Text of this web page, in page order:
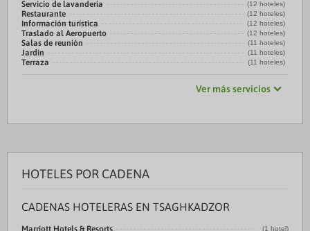
Servicio de lavandería (12 hoteles)
Restaurante (12 hoteles)
Información turística (12 hoteles)
Traslado al Aeropuerto (12 hoteles)
Salas de reunión (11 hoteles)
Jardin (11 hoteles)
Terraza (11 hoteles)
Ver más servicios
HOTELES POR CADENA
CADENAS HOTELERAS EN TSAGHKADZOR
Marriott Hotels & Resorts (1 hotel)